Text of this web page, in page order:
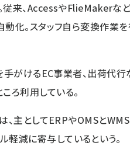
従来、AccessやFlieMakerな
化。スタッフ自ら変換作業
手がけるEC事業者、出荷代
ろ利用している。
、主としてERPやOMSと
減に寄与しているという。